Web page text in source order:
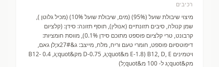
רכיבים
מיצוי שיבולת שועל (95%) (מים, שיבולת שועל 10%) (מכיל גלוטן ),
שמן קנולה, סיבים תזונתיים (אנולין), תוסף תזונה: סידן: (קלציום
קרבונט, טרי קלציום פוספט מתוכם סידן 0.1%), מווסת חומציות:
דיפוטסיום פוספט, חומרי טעם וריח, מלח, מייצב: ג&#x27;לן גאם,
ויטמינים B12, D, E (E-1.8 מ&quot;ג, D-0.75 מק&quot;ג, B12- 0.4
מק&quot;ג ל- 100 מ&quot;ל)